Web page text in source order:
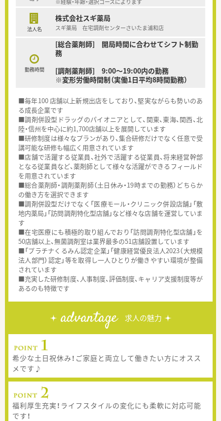
法人名
株式会社スギ薬局
スギ薬局 在宅調剤センターさいたま浦和店
勤務時間
[総合薬剤師] 開局時間に合わせてシフト制勤
務
[調剤薬剤師] 9:00～19:00内の勤務
※変形労働時間制（実働1日平均8時間勤務）
■毎年100 店舗以上新規出店をしており、堅実ながらも勢いのあ
る成長企業です
■調剤併設型ドラッグのパイオニアとして、関東、東海、関西、北
陸・信州を中心に約1,700店舗以上を展開しています
■研修制度は様々なプランがあり、集合研修だけでなく任意で受
講可能な研修も幅広く用意されています
■店舗で活躍する従業員、社外で活躍する従業員、将来経営幹部
となる従業員など、薬剤師として様々な活躍ができるフィールド
を用意されています
■総合薬剤師・調剤薬剤師（土日休み・19時までの勤務）どちらか
の働き方を選択できます
■調剤併設型だけでなく「医療モール・クリニック併設店舗」「敷
地内薬局」「訪問調剤特化型店舗」など様々な店舗を運営していま
す
■在宅医療にも積極的取り組んでおり「訪問調剤特化型店舗」を
50店舗以上、無菌調剤室は業界最多の51店舗設置しています
■「プラチナくるみん認定企業」「健康経営優良法人2023（大規模
法人部門）認定」等を取得し一人ひとりが働きやすい環境が整備
されています
■充実した研修制度、人事制度、評価制度、キャリア支援制度等が
あるのも特徴です
advantage 求人の魅力
希少な土日祝休み！ご家庭と両立して働きたい方にオスス
メです♪
福利厚生充実！ライフスタイルの変化にも柔軟に対応可能
です！